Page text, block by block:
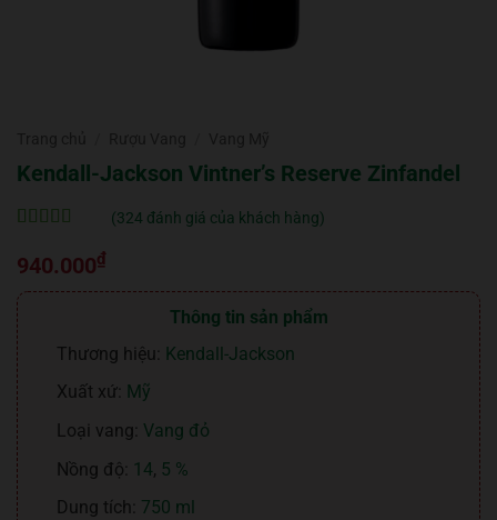
Kendall-Jackson Vintner’s Reserve Zinfandel
trênđánh
giá
(324 đánh giá của khách hàng)
940.000₫
Thông tin sản phẩm
Thương hiệu: Kendall-Jackson
Xuất xứ: Mỹ
Loại vang: Vang đỏ
Nồng độ: 14, 5 %
Dung tích: 750 ml